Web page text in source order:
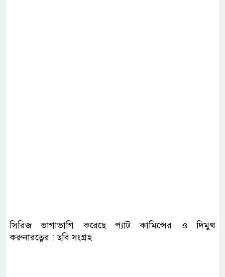
সিরিজ ভাগাভাগি করেছে প্যাট কামিন্সের ও দিমুথ
করুনারত্নের : ছবি সংগ্রহ